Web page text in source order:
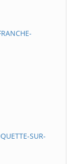
SUR-